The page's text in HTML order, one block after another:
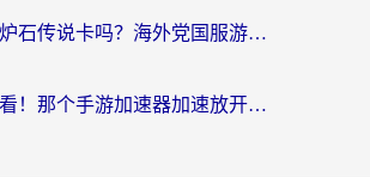
在英国打炉石传说卡吗？海外党国服游戏不卡顿的终极指南
海外党必看！那个手游加速器加速放开那三国3最好？一篇解决国服游戏卡顿难题